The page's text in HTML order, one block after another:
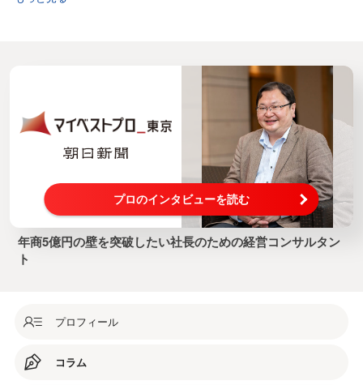
プロのインタビューを読む
年商5億円の壁を突破したい社長のための経営コンサルタン
ト
プロフィール
コラム